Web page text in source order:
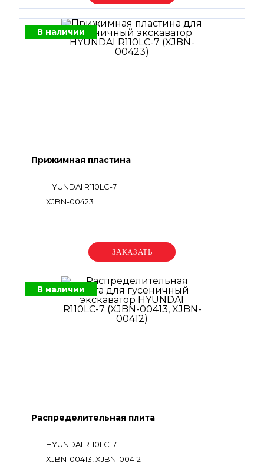
В наличии
Прижимная пластина
HYUNDAI R110LC-7
XJBN-00423
Уточняйте цену
В наличии
Распределительная плита
HYUNDAI R110LC-7
XJBN-00413, XJBN-00412